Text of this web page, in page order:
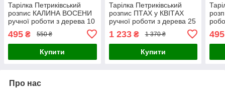
Тарілка Петриківський
розпис КАЛИНА ВОСЕНИ
ручної роботи з дерева 10
495 ₴ 550 ₴
Купити
Тарілка Петриківський
розпис ПТАХ у КВІТАХ
ручної роботи з дерева 25
1 233₴ 1 370 ₴
Купити
495
Про нас